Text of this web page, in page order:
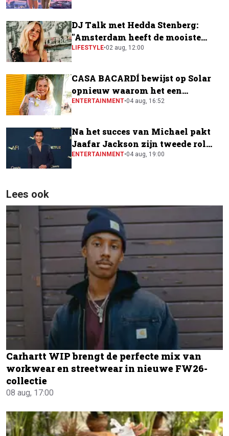
DJ Talk met Hedda Stenberg:
"Amsterdam heeft de mooiste
festivalscene van Europa"
LIFESTYLE•02 aug, 12:00
CASA BACARDÍ bewijst op Solar
opnieuw waarom het een
festivalfavoriet is
ENTERTAINMENT•04 aug, 16:52
Na het succes van Michael pakt
Jaafar Jackson zijn tweede rol
naast Will Smith
ENTERTAINMENT•04 aug, 19:00
Lees ook
Carhartt WIP brengt de perfecte mix van
workwear en streetwear in nieuwe FW26-
collectie
08 aug, 17:00